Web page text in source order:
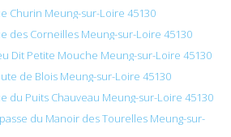
Churin Meung-sur-Loire 45130
des Corneilles Meung-sur-Loire 45130
Dit Petite Mouche Meung-sur-Loire 45130
de Blois Meung-sur-Loire 45130
du Puits Chauveau Meung-sur-Loire 45130
du Manoir des Tourelles Meung-sur-